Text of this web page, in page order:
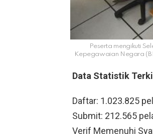
Peserta mengikuti
Kepegawaian Negara
Data Statistik
Daftar: 1.023.825
Submit: 212.565
Verif Memenuhi